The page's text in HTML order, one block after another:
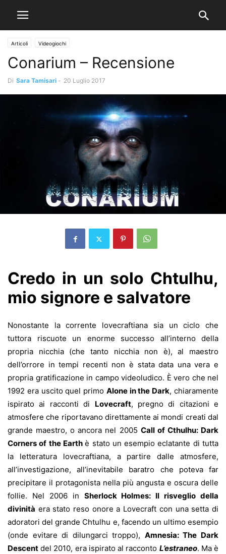
Articoli Videogiochi
Conarium – Recensione
Di Sara Tamisari - 20 Luglio 2017
Credo in un solo Chtulhu,
mio signore e salvatore
Nonostante la corrente lovecraftiana sia un ciclo che
tuttora riscuote un enorme successo all’interno della
propria nicchia (che tanto nicchia non è), al maestro
dell’orrore in tempi recenti non è stata data una vera e
propria gratificazione in campo videoludico. È vero che nel
1992 era uscito quel primo Alone in the Dark, chiaramente
ispirato ai racconti di Lovecraft, pregno di citazioni e
atmosfere che riportavano direttamente ai mondi creati dal
grande maestro, o ancora nel 2005 Call of Cthulhu: Dark
Corners of the Earthè stato un esempio eclatante di tutta
la letteratura lovecraftiana, a partire dalle atmosfere,
all’investigazione, all’inevitabile baratro che poteva far
precipitare il protagonista nella più angusta e oscura delle
follie. Nel 2006 in Sherlock Holmes: Il risveglio della
divinità era stato reso onore a Lovecraft con una setta di
adoratori del grande Chtulhu e, facendo un ultimo esempio
(onde evitare di dilungarci troppo), Amnesia: The Dark
Descent del 2010, era ispirato al racconto L’estraneo. Ma è